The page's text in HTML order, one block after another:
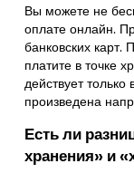
Вы можете не
оплате онлайн.
банковских
платите в точке
действует
произведена
Есть ли
хранения» и